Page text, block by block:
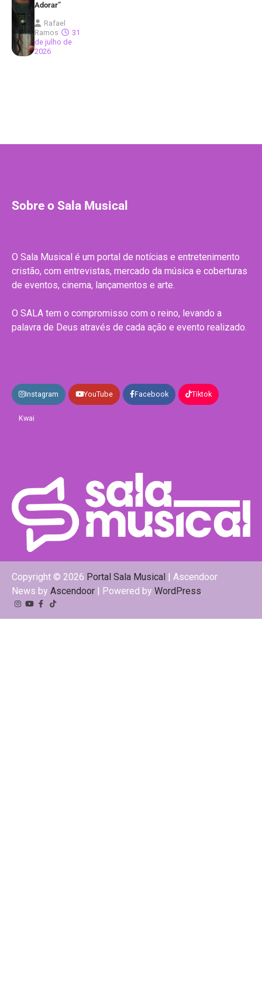
Adorar”
Rafael
Ramos
31
de julho de
2026
Sobre o Sala Musical
O Sala Musical é um portal de notícias e entretenimento
cristão, com entrevistas, mercado da música e coberturas
de eventos, cinema, lançamentos e arte.
O SALA tem o compromisso com o reino, levando a
palavra de Deus através de cada ação e evento realizado.
Instagram YouTube Facebook Tiktok
Kwai
Copyright © 2026 Portal Sala Musical
| Ascendoor
News by Ascendoor | Powered by WordPress.
Instagram
YouTube
Facebook
Tiktok